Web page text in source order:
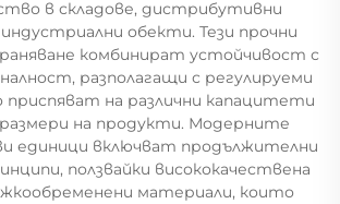
в складове, дистрибутивни
обекти. Тези прочни
комбинират устойчивост с
разполагащи с регулируеми
на различни капацитети
на продукти. Модерните
единици включват продължителни
ползвайки висококачествена
материали, които